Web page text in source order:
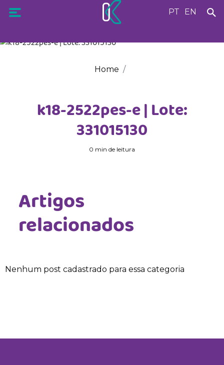
PT EN
Home
k18-2522pes-e | Lote:
331015130
0 min de leitura
Artigos
relacionados
Nenhum post cadastrado para essa categoria